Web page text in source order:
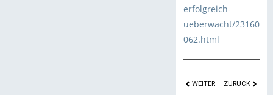
erfolgreich-
ueberwacht/23160
062.html
WEITER ZURÜCK